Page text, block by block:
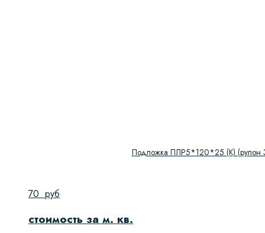
Подложка ПЛР5*120*25 (К) (рулон
70 руб
стоимость за м. кв.